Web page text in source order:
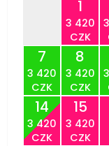
1
3 420
CZK
7
3 420
CZK
8
3 420
CZK
14
3 420
CZK
15
3 420
CZK